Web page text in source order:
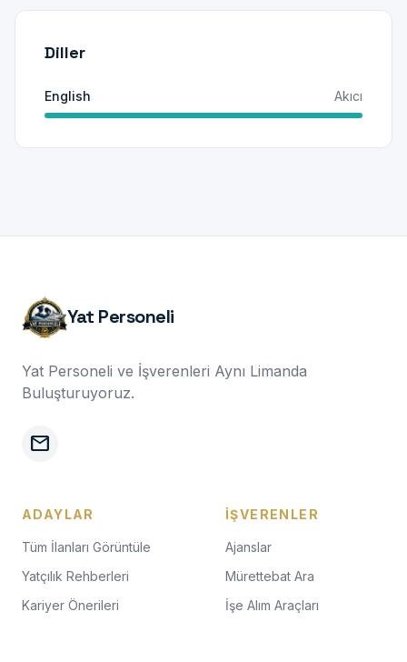
Diller
English Akıcı
Yat Personeli
Yat Personeli ve İşverenleri Aynı Limanda
Buluşturuyoruz.
mail
ADAYLAR
Tüm İlanları Görüntüle
Yatçılık Rehberleri
Kariyer Önerileri
İŞVERENLER
Ajanslar
Mürettebat Ara
İşe Alım Araçları